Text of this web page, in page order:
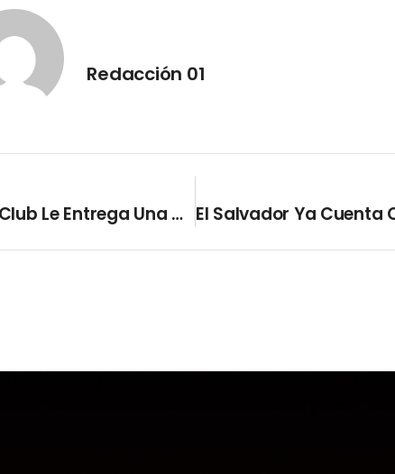
Redacción 01
Alianza Fútbol Club Le Entrega Una Camiseta Conmemorativa A Almacenes Simán